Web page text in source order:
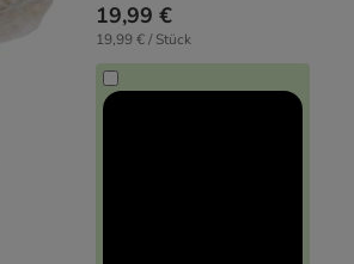
19,99 €
19,99 € / Stück